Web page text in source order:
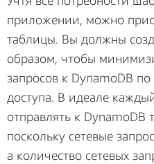
приложении, можно
таблицы. Вы должны
образом, чтобы
запросов к DynamoDB
доступа. В идеале
отправлять к DynamoDB
поскольку сетевые
а количество сетевых